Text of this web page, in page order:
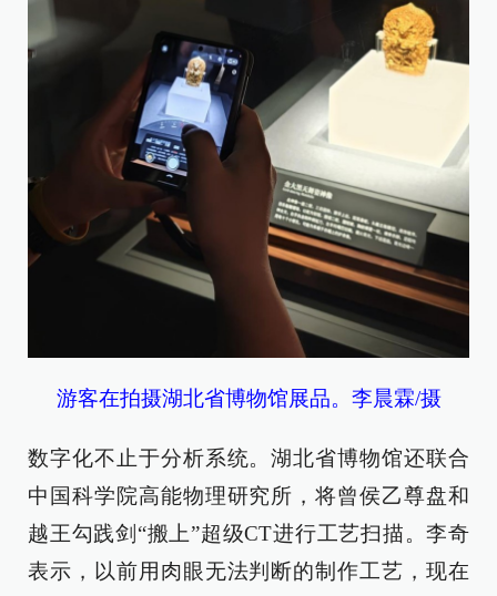
游客在拍摄湖北省博物馆展品。李晨霖/摄
数字化不止于分析系统。湖北省博物馆还联合
中国科学院高能物理研究所，将曾侯乙尊盘和
越王勾践剑“搬上”超级CT进行工艺扫描。李奇
表示，以前用肉眼无法判断的制作工艺，现在